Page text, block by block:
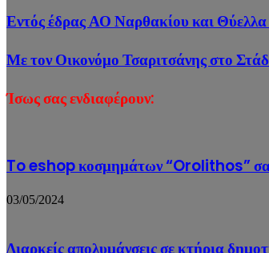
Εντός έδρας ΑΟ Ναρθακίου και Θύελλα
Με τον Οικονόμο Τσαριτσάνης στο
Ίσως σας ενδιαφέρουν:
To eshop κοσμημάτων “Orolithos”
03/05/2024
Διαρκείς απολυμάνσεις σε κτήρια